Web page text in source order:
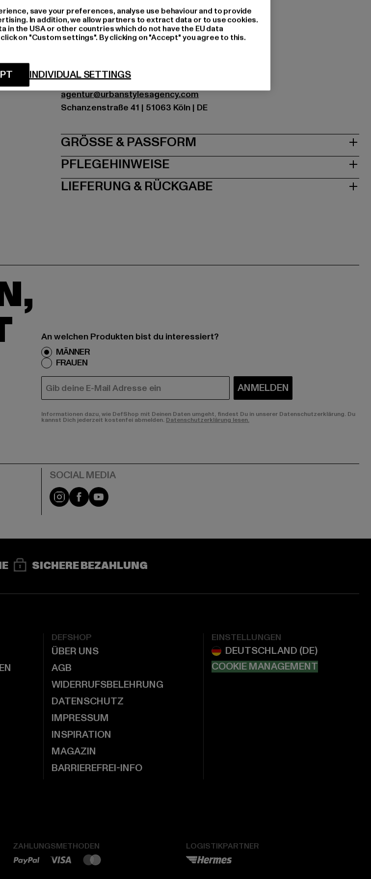
Farbe: blau
Hersteller Farbe: rinse blue
Materialzusammensetzung: 100% Baumwolle
Hersteller: Urban Styles Agency GmbH & Co. KG |
agentur@urbanstylesagency.com
Schanzenstraße 41 | 51063 Köln | DE
GRÖSSE & PASSFORM
PFLEGEHINWEISE
LIEFERUNG & RÜCKGABE
An welchen Produkten bist du interessiert?
MÄNNER
FRAUEN
E-MAIL ANMELDEN
Informationen dazu, wie DefShop mit Deinen Daten umgeht, findest Du in unserer Datenschutzerklärung. Du
kannst Dich jederzeit kostenfei abmelden. Datenschutzerklärung lesen.
Instagram
FacebookYouTube
SICHERE BEZAHLUNG
DEFSHOP
ÜBER UNS
AGB
WIDERRUFSBELEHRUNG
DATENSCHUTZ
IMPRESSUM
INSPIRATION
MAGAZIN
BARRIEREFREI-INFO
EINSTELLUNGEN
COOKIE MANAGEMENT
ZAHLUNGSMETHODEN LOGISTIKPARTNER
save your preferences, analyse use behaviour and to provide
In addition, we allow partners to extract data or to use cookies.
in the USA or other countries which do not have the EU data
on "Custom settings". By clicking on "Accept" you agree to this.
INDIVIDUAL SETTINGS